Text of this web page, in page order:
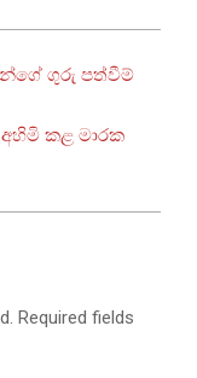
ගුරු පත්වීම්
කළ මාරක
Required fields